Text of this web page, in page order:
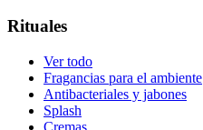
Rituales
Ver todo
Fragancias para el ambiente
Antibacteriales y jabones
Splash
Cremas